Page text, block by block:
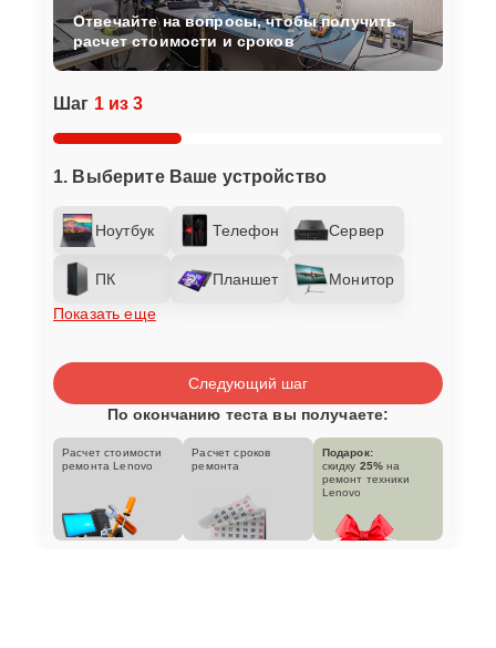
Шаг 1 из 3
1. Выберите Ваше устройство
Ноутбук Телефон Сервер
ПК Планшет
Монитор
Показать еще
Отвечайте на вопросы, чтобы получить
расчет стоимости и сроков
Следующий шаг
По окончанию теста вы получаете:
Расчет стоимости
ремонта Lenovo
Расчет сроков
ремонта
Подарок:
скидку 25% на
ремонт техники
Lenovo